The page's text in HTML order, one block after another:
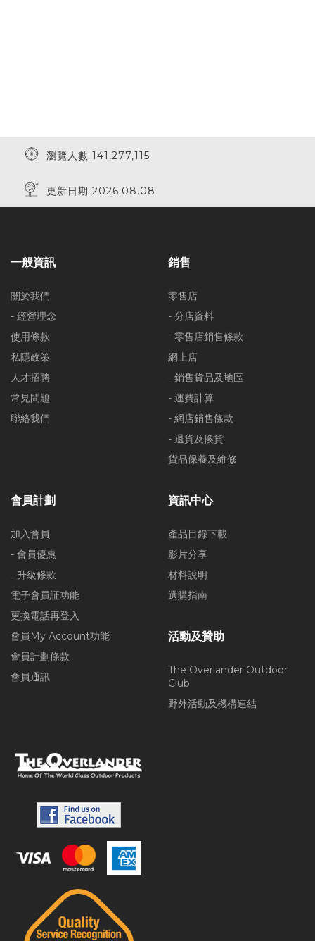
瀏覽人數 141,277,115
更新日期 2026.08.08
一般資訊
關於我們
- 經營理念
使用條款
私隱政策
人才招聘
常見問題
聯絡我們
銷售
零售店
- 分店資料
- 零售店銷售條款
網上店
- 銷售貨品及地區
- 運費計算
- 網店銷售條款
- 退貨及換貨
貨品保養及維修
會員計劃
加入會員
- 會員優惠
- 升級條款
電子會員証功能
更換電話再登入
會員My Account功能
會員計劃條款
會員通訊
資訊中心
產品目錄下載
影片分享
材料說明
選購指南
活動及贊助
The Overlander Outdoor
Club
野外活動及機構連結